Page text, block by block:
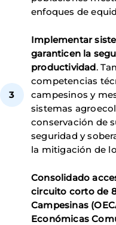
enfoques de
Implementar
garanticen la
productividad.
competencias
campesinos y
sistemas
conservación de
seguridad y
la mitigación de
Consolidado
circuito corto de
Campesinas
Económicas